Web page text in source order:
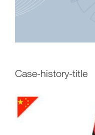
case-history-title